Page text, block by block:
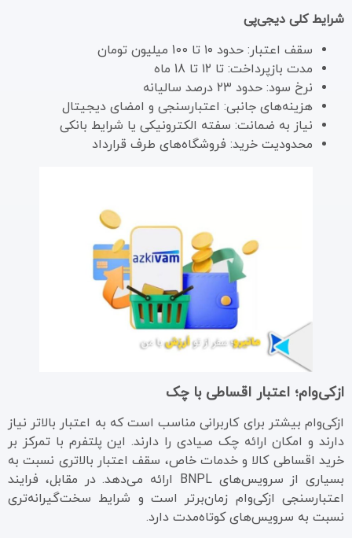
شرایط کلی دیجی‌پی
سقف اعتبار: حدود ۱۰ تا 100 میلیون تومان
مدت بازپرداخت: تا ۱۲ تا 18 ماه
نرخ سود: حدود ۲۳ درصد سالیانه
هزینه‌های جانبی: اعتبارسنجی و امضای دیجیتال
نیاز به ضمانت: سفته الکترونیکی یا شرایط بانکی
محدودیت خرید: فروشگاه‌های طرف قرارداد
ازکی‌وام؛ اعتبار اقساطی با چک
ازکی‌وام بیشتر برای کاربرانی مناسب است که به اعتبار بالاتر نیاز
دارند و امکان ارائه چک صیادی را دارند. این پلتفرم با تمرکز بر
خرید اقساطی کالا و خدمات خاص، سقف اعتبار بالاتری نسبت به
بسیاری از سرویس‌های BNPL ارائه می‌دهد. در مقابل، فرایند
اعتبارسنجی ازکی‌وام زمان‌برتر است و شرایط سخت‌گیرانه‌تری
نسبت به سرویس‌های کوتاه‌مدت دارد.